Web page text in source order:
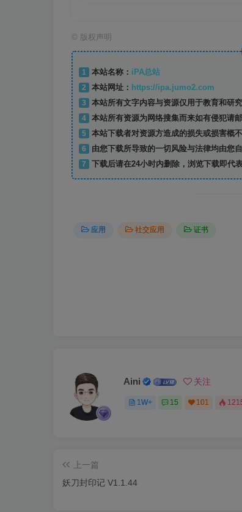
© 版权声明
1 本站名称： iPA总站
2
本站网址： https://ipa.jumo2.com
3
本站所有文字内容与资源仅用于教育和研
4
本站所有资源为网络搜集而来如有侵犯请
5
本站下载者对资源方造成的损失或损害概
6
由您下载所导致的一切风险与法律均由您
7
下载后请在24小时内删除，浏览下载即代
应用 社交应用 证书
Aini 关注
1W+ 15 101
上一篇
妖刀封印记 V1.1.44